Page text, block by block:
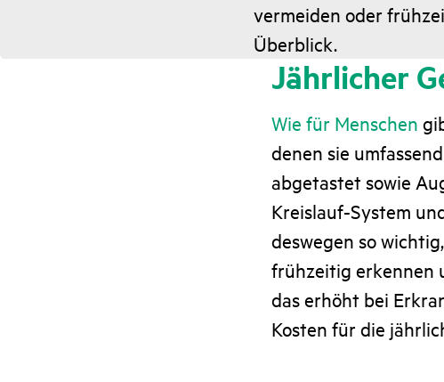
vermeiden oder
Überblick.
Jährlicher
Wie für Menschen
denen sie
abgetastet sowie
Kreislauf-System
deswegen so
frühzeitig erkennen
das erhöht bei
Kosten für die